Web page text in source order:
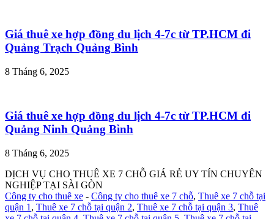
Giá thuê xe hợp đồng du lịch 4-7c từ TP.HCM đi
Quảng Trạch Quảng Bình
8 Tháng 6, 2025
Giá thuê xe hợp đồng du lịch 4-7c từ TP.HCM đi
Quảng Ninh Quảng Bình
8 Tháng 6, 2025
DỊCH VỤ CHO THUÊ XE 7 CHỖ GIÁ RẺ UY TÍN CHUYÊN
NGHIỆP TẠI SÀI GÒN
Công ty cho thuê xe - Công ty cho thuê xe 7 chỗ, Thuê xe 7 chỗ tại
quận 1 , Thuê xe 7 chỗ tại quận 2, Thuê xe 7 chỗ tại quận 3, Thuê